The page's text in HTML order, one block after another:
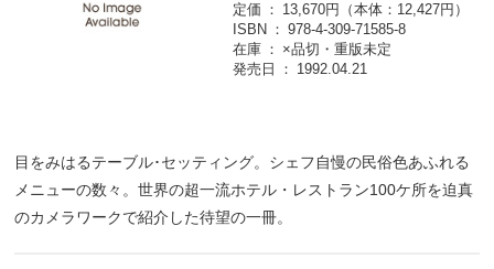
定価
13,670円（本体：12,427円）
ISBN
978-4-309-71585-8
在庫
×品切・重版未定
発売日
1992.04.21
目をみはるテーブル･セッティング。シェフ自慢の民俗色あふれる
メニューの数々。世界の超一流ホテル・レストラン100ケ所を迫真
のカメラワークで紹介した待望の一冊。